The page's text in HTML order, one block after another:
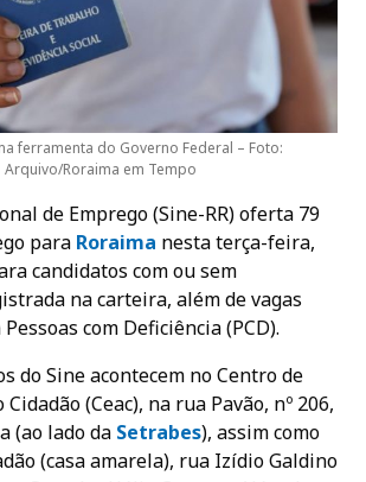
ferramenta do Governo Federal – Foto:
Arquivo/Roraima em Tempo
de Emprego (Sine-RR) oferta 79
para Roraima nesta terça-feira,
candidatos com ou sem
na carteira, além de vagas
com Deficiência (PCD).
do Sine acontecem no Centro de
(Ceac), na rua Pavão, nº 206,
(ao lado da Setrabes), assim como
(casa amarela), rua Izídio Galdino